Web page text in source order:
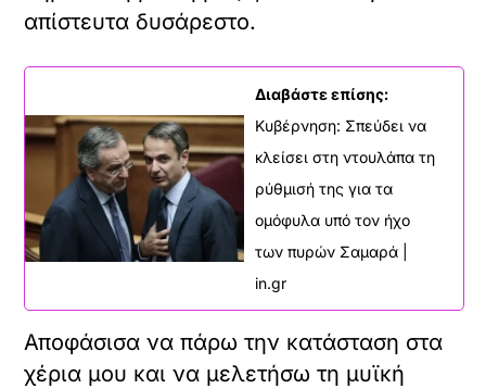
απίστευτα δυσάρεστο.
Διαβάστε επίσης:
Κυβέρνηση: Σπεύδει να
κλείσει στη ντουλάπα τη
ρύθμισή της για τα
ομόφυλα υπό τον ήχο
των πυρών Σαμαρά |
in.gr
Αποφάσισα να πάρω την κατάσταση στα
χέρια μου και να μελετήσω τη μυϊκή